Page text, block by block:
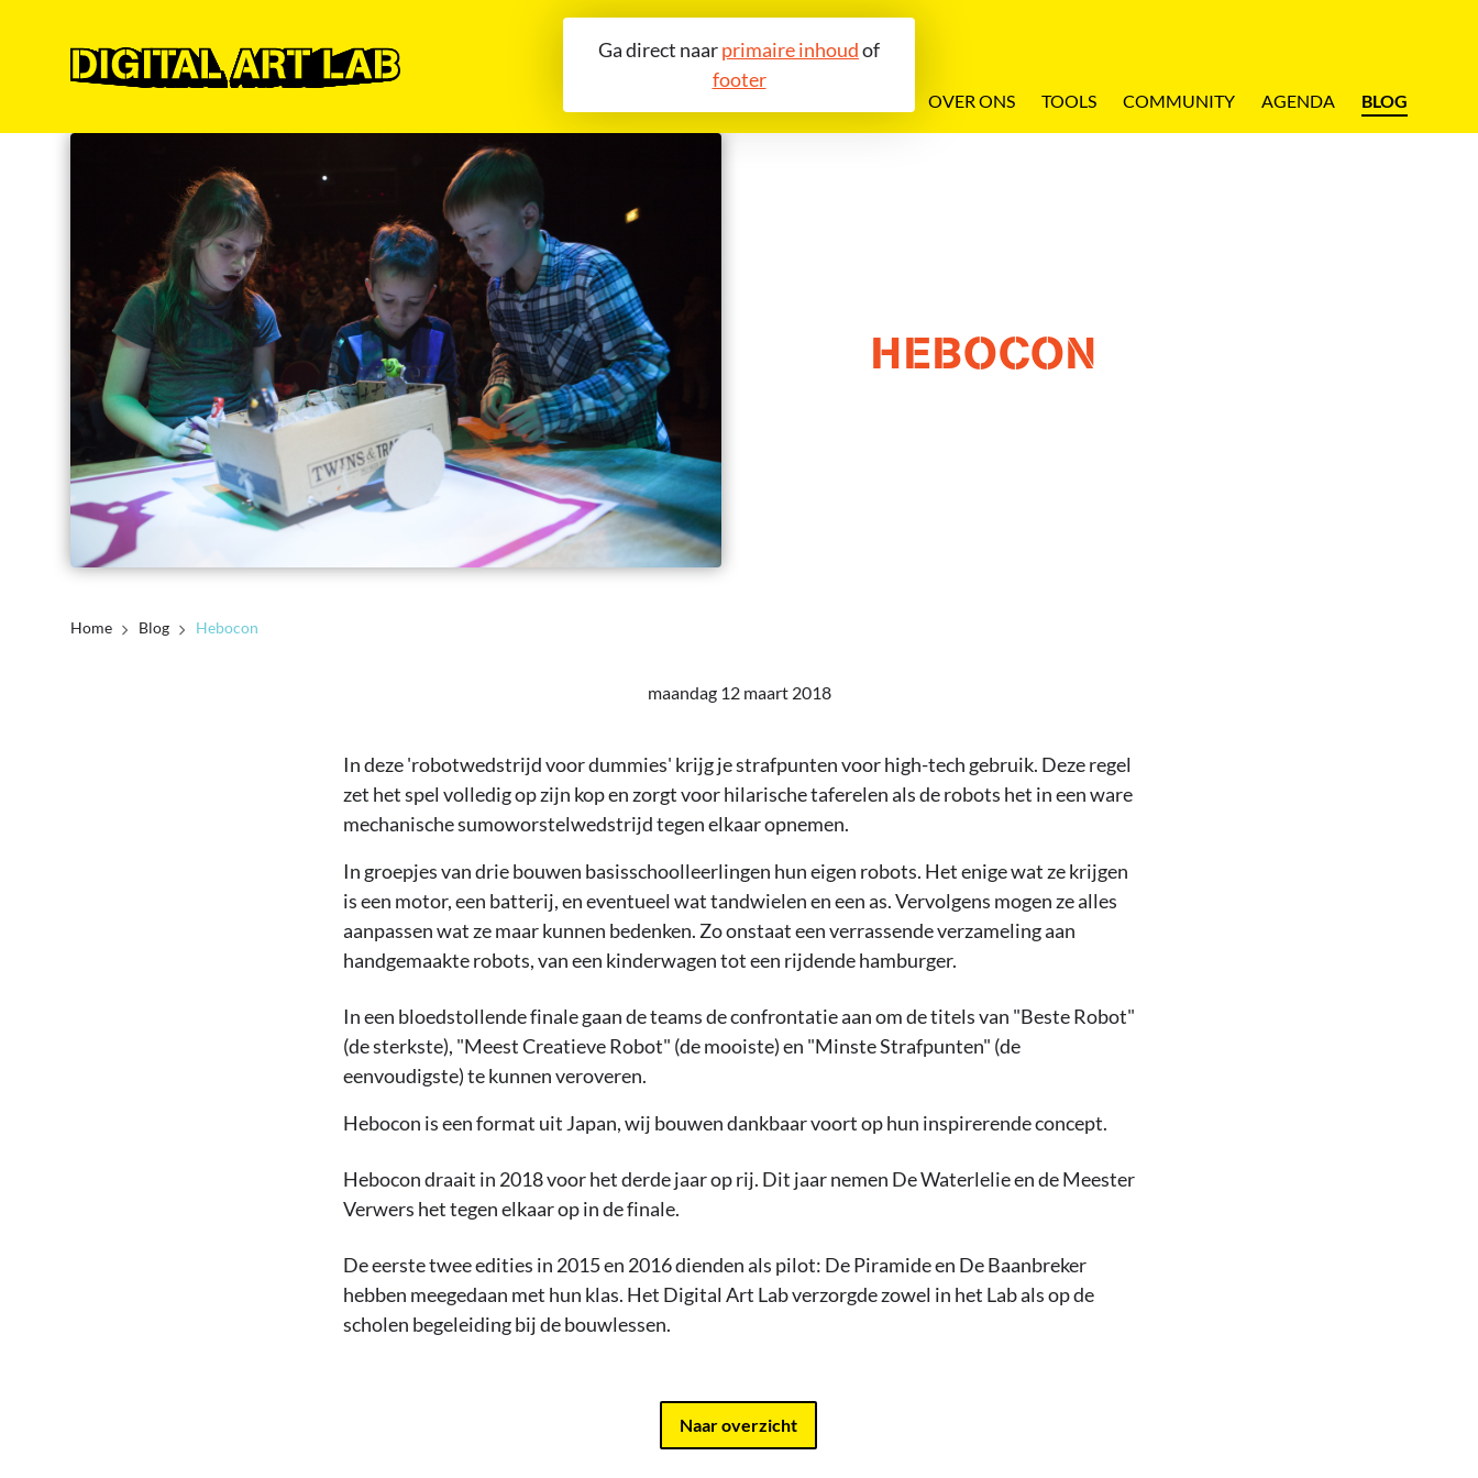
Ga direct naarprimaire inhoudof
footer
OVER ONS TOOLS COMMUNITY AGENDA BLOG
HEBOCON
Home Blog Hebocon
maandag 12 maart 2018
In deze 'robotwedstrijd voor dummies' krijg je strafpunten voor high-tech gebruik. Deze regel
zet het spel volledig op zijn kop en zorgt voor hilarische taferelen als de robots het in een ware
mechanische sumoworstelwedstrijd tegen elkaar opnemen.
In groepjes van drie bouwen basisschoolleerlingen hun eigen robots. Het enige wat ze krijgen
is een motor, een batterij, en eventueel wat tandwielen en een as. Vervolgens mogen ze alles
aanpassen wat ze maar kunnen bedenken. Zo onstaat een verrassende verzameling aan
handgemaakte robots, van een kinderwagen tot een rijdende hamburger.
In een bloedstollende finale gaan de teams de confrontatie aan om de titels van "Beste Robot"
(de sterkste), "Meest Creatieve Robot" (de mooiste) en "Minste Strafpunten" (de
eenvoudigste) te kunnen veroveren.
Hebocon is een format uit Japan, wij bouwen dankbaar voort op hun inspirerende concept.
Hebocon draait in 2018 voor het derde jaar op rij. Dit jaar nemen De Waterlelie en de Meester
Verwers het tegen elkaar op in de finale.
De eerste twee edities in 2015 en 2016 dienden als pilot: De Piramide en De Baanbreker
hebben meegedaan met hun klas. Het Digital Art Lab verzorgde zowel in het Lab als op de
scholen begeleiding bij de bouwlessen.
Naar overzicht